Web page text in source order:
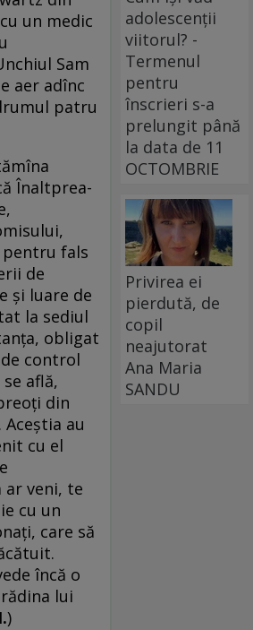
un medic
Sam
aer adînc
patru
Înalt­prea­
pentru fals
de
și luare de
la sediul
obligat
control
află,
din
au
cu el
ar veni, te
cu un
care să
încă o
lui
)
adolescenții
viitorul? -
Termenul
pentru
înscrieri s-a
prelungit până
la data de 11
OCTOMBRIE
Privirea ei
pierdută, de
copil
neajutorat
Ana Maria
SANDU